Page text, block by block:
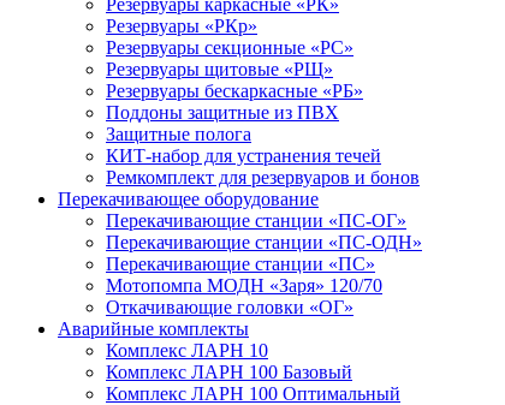
Резервуары каркасные «РК»
Резервуары «РКр»
Резервуары секционные «РС»
Резервуары щитовые «РЩ»
Резервуары бескаркасные «РБ»
Поддоны защитные из ПВХ
Защитные полога
КИТ-набор для устранения течей
Ремкомплект для резервуаров и бонов
Перекачивающее оборудование
Перекачивающие станции «ПС-ОГ»
Перекачивающие станции «ПС-ОДН»
Перекачивающие станции «ПС»
Мотопомпа МОДН «Заря» 120/70
Откачивающие головки «ОГ»
Аварийные комплекты
Комплекс ЛАРН 10
Комплекс ЛАРН 100 Базовый
Комплекс ЛАРН 100 Оптимальный